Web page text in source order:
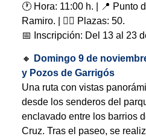
🕐 Hora: 11:00 h. | 📍 Punto
Ramiro. | 🧍‍♂️ Plazas: 50.
📅 Inscripción: Del 13 al 23
🔸
Domingo 9 de
y Pozos de Garrigós
Una ruta con vistas
desde los senderos del
enclavado entre los barrios
Cruz. Tras el paseo, se